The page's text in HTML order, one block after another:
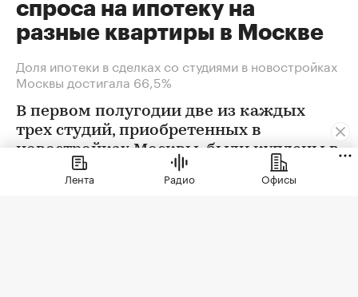
спроса на ипотеку на
разные квартиры в Москве
Доля ипотеки в сделках со студиями в новостройках
Москвы достигала 66,5%
В первом полугодии две из каждых
трех студий, приобретенных в
новостройках Москвы, были куплены в
ипотеку. В сегменте трешек ипотечных
сделок менее половины, а среди
Лента Радио Офисы